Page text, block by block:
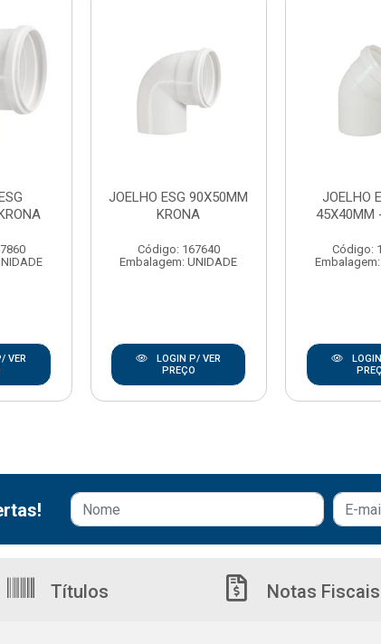
VER
JOELHO ESG 90X50MM
KRONA
Código: 167640
Embalagem: UNIDADE
LOGIN P/ VER
PREÇO
JOELHO
45X40MM
Código:
Títulos Notas Fiscais